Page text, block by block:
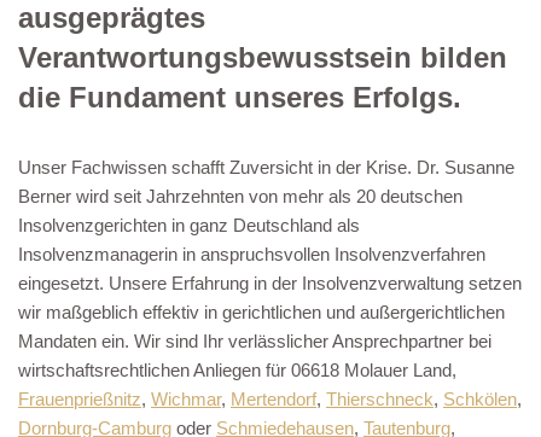
ausgeprägtes
Verantwortungsbewusstsein bilden
die Fundament unseres Erfolgs.
Unser Fachwissen schafft Zuversicht in der Krise. Dr. Susanne
Berner wird seit Jahrzehnten von mehr als 20 deutschen
Insolvenzgerichten in ganz Deutschland als
Insolvenzmanagerin in anspruchsvollen Insolvenzverfahren
eingesetzt. Unsere Erfahrung in der Insolvenzverwaltung setzen
wir maßgeblich effektiv in gerichtlichen und außergerichtlichen
Mandaten ein. Wir sind Ihr verlässlicher Ansprechpartner bei
wirtschaftsrechtlichen Anliegen für 06618 Molauer Land,
Frauenprießnitz, Wichmar, Mertendorf, Thierschneck, Schkölen,
Dornburg-Camburg oder Schmiedehausen, Tautenburg,